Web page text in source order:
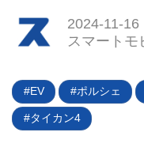
2024-11-16
スマートモ
EV ポルシェ
タイカン4